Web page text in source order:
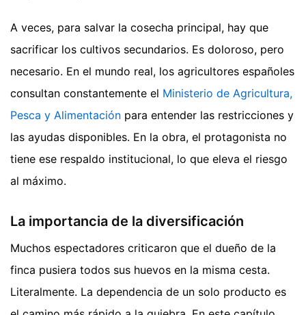
A veces, para salvar la cosecha principal, hay que
sacrificar los cultivos secundarios. Es doloroso, pero
necesario. En el mundo real, los agricultores españoles
consultan constantemente el Ministerio de Agricultura,
Pesca y Alimentación para entender las restricciones y
las ayudas disponibles. En la obra, el protagonista no
tiene ese respaldo institucional, lo que eleva el riesgo
al máximo.
La importancia de la diversificación
Muchos espectadores criticaron que el dueño de la
finca pusiera todos sus huevos en la misma cesta.
Literalmente. La dependencia de un solo producto es